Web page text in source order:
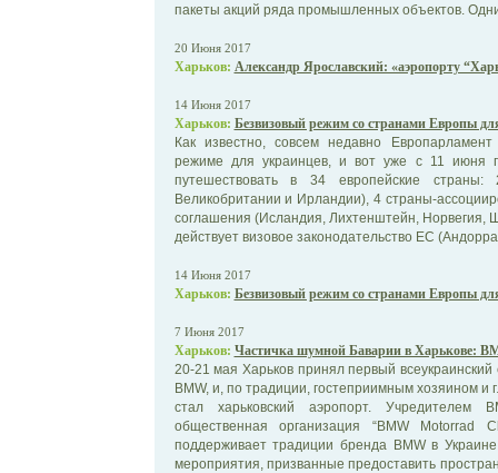
пакеты акций ряда промышленных объектов.
20 Июня 2017
Харьков: Александр Ярославский: «аэропорту
14 Июня 2017
Харьков: Безвизовый режим со странами Европы
Как известно, совсем недавно
режиме для украинцев, и вот уже с 11 июня
путешествовать в 34 европейские
Великобритании и Ирландии), 4 страны-
соглашения (Исландия, Лихтенштейн, Норвегия,
действует визовое законодательство ЕС
14 Июня 2017
Харьков: Безвизовый режим со странами Европы
7 Июня 2017
Харьков: Частичка шумной Баварии в Харькове:
20-21 мая Харьков принял первый
BMW, и, по традиции, гостеприимным хозяином
стал харьковский аэропорт. Учредителем
общественная организация “BMW Motorrad
поддерживает традиции бренда BMW в
мероприятия, призванные предоставить